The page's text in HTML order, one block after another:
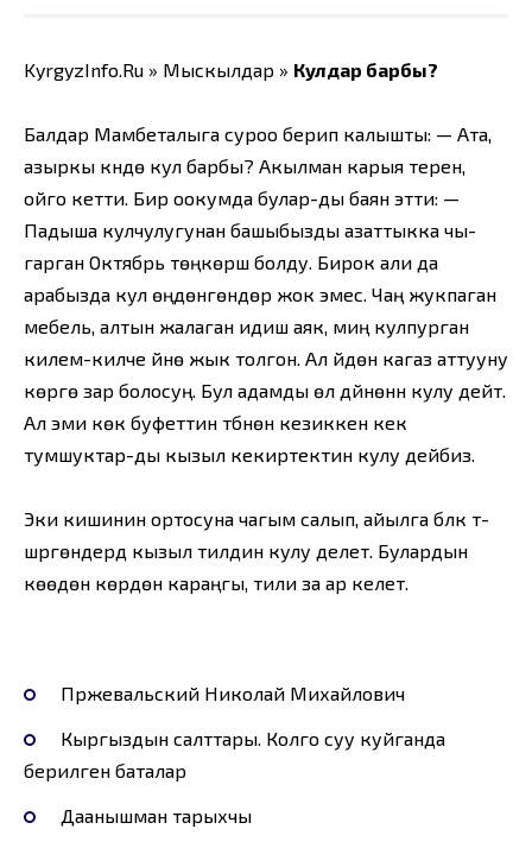
KyrgyzInfo.Ru » Мыскылдар » Кулдар барбы?
Балдар Мамбеталыга суроо берип калышты: — Ата,
азыркы күндө кул барбы? Акылман карыя терен,
ойго кетти. Бир оокумда булар-ды баян этти: —
Падыша кулчулугунан башыбызды азаттыкка чы-
гарган Октябрь төңкөрүшү болду. Бирок али да
арабызда кул өңдөнгөндөр жок эмес. Чаң жукпаган
мебель, алтын жалаган идиш аяк, миң кулпурган
килем-килче үйүнө жык толгон. Ал үйдөн кагаз аттууну
көрүүгө зар болосуң. Бул адамды өлүү дүйнөнүн кулу дейт.
Ал эми көк буфеттин түбүнөн кезиккен кек
тумшуктар-ды кызыл кекиртектин кулу дейбиз.
Эки кишинин ортосуна чагым салып, айылга бүлүк тү-
шүргөндердү кызыл тилдин кулу делет. Булардын
көөдөнү көрдөн караңгы, тили за ар келет.
Пржевальский Николай Михайлович
Кыргыздын салттары. Колго суу куйганда
берилген баталар
Даанышман тарыхчы